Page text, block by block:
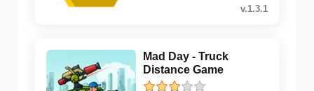
v.1.3.1
Mad Day - Truck
Distance Game